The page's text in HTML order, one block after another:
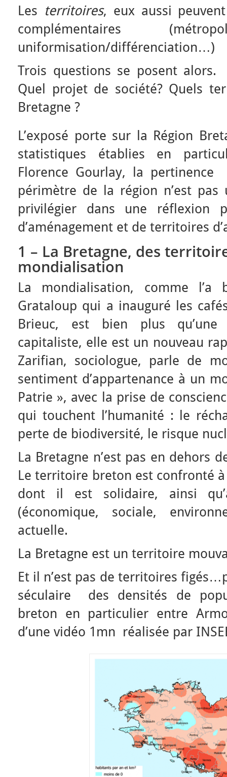
Les territoires, eux aussi
complémentaires
uniformisation/différenciation…)
Trois questions se posent alors.
Quel projet de société? Quels
Bretagne ?
L’exposé porte sur la Région
statistiques établies en
Florence Gourlay, la pertinence
périmètre de la région n’est pas
privilégier dans une réflexion
d’aménagement et de territoires
1 – La Bretagne, des
mondialisation
La mondialisation, comme l’a
Grataloup qui a inauguré les
Brieuc, est bien plus
capitaliste, elle est un nouveau
Zarifian, sociologue, parle de
sentiment d’appartenance à un
Patrie », avec la prise de
qui touchent l’humanité : le
perte de biodiversité, le risque
La Bretagne n’est pas en dehors
Le territoire breton est confronté
dont il est solidaire, ainsi
(économique, sociale,
actuelle.
La Bretagne est un territoire
Et il n’est pas de territoires
séculaire des densités de
breton en particulier entre
d’une vidéo 1mn réalisée par